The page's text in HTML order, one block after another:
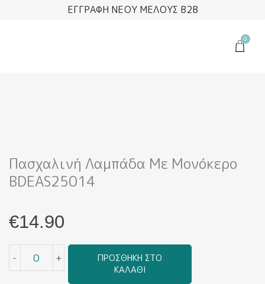
ΕΓΓΡΑΦΗ ΝΕΟΥ ΜΕΛΟΥΣ B2B
0
Cart
Πασχαλινή Λαμπάδα Με Μονόκερο
BDEAS25014
€14.90
-
Λαμπάδα
+
ΠΡΟΣΘΉΚΗ ΣΤΟ
ΚΑΛΆΘΙ